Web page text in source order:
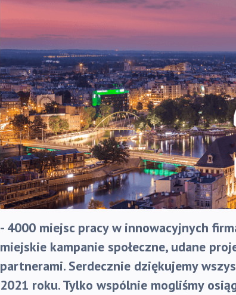
- 4000 miejsc pracy w innowacyjnych
miejskie kampanie społeczne, udane
partnerami. Serdecznie dziękujemy
2021 roku. Tylko wspólnie mogliśmy